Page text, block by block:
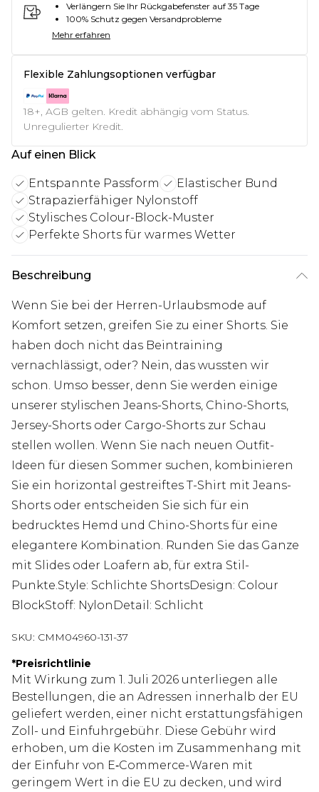
Verlängern Sie Ihr Rückgabefenster auf 35 Tage
100% Schutz gegen Versandprobleme
Mehr erfahren
Flexible Zahlungsoptionen verfügbar
18+, AGB gelten. Kredit abhängig vom Status.
Unregulierter Kredit.
Auf einen Blick
Entspannte Passform
Elastischer Bund
Strapazierfähiger Nylonstoff
Stylisches Colour-Block-Muster
Perfekte Shorts für warmes Wetter
Beschreibung
Wenn Sie bei der Herren-Urlaubsmode auf
Komfort setzen, greifen Sie zu einer Shorts. Sie
haben doch nicht das Beintraining
vernachlässigt, oder? Nein, das wussten wir
schon. Umso besser, denn Sie werden einige
unserer stylischen Jeans-Shorts, Chino-Shorts,
Jersey-Shorts oder Cargo-Shorts zur Schau
stellen wollen. Wenn Sie nach neuen Outfit-
Ideen für diesen Sommer suchen, kombinieren
Sie ein horizontal gestreiftes T-Shirt mit Jeans-
Shorts oder entscheiden Sie sich für ein
bedrucktes Hemd und Chino-Shorts für eine
elegantere Kombination. Runden Sie das Ganze
mit Slides oder Loafern ab, für extra Stil-
Punkte.Style: Schlichte ShortsDesign: Colour
BlockStoff: NylonDetail: Schlicht
SKU: CMM04960-131-37
*Preisrichtlinie
Mit Wirkung zum 1. Juli 2026 unterliegen alle
Bestellungen, die an Adressen innerhalb der EU
geliefert werden, einer nicht erstattungsfähigen
Zoll- und Einfuhrgebühr. Diese Gebühr wird
erhoben, um die Kosten im Zusammenhang mit
der Einfuhr von E‑Commerce-Waren mit
geringem Wert in die EU zu decken, und wird